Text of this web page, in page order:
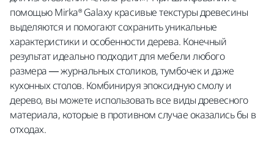
помощью Mirka® Galaxy красивые текстуры древесины
выделяются и помогают сохранить уникальные
характеристики и особенности дерева. Конечный
результат идеально подходит для мебели любого
размера — журнальных столиков, тумбочек и даже
кухонных столов. Комбинируя эпоксидную смолу и
дерево, вы можете использовать все виды древесного
материала, которые в противном случае оказались бы в
отходах.